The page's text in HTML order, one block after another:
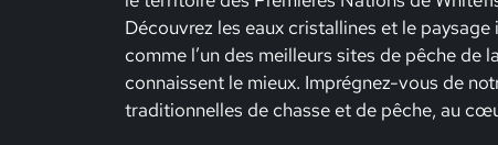
Découvrez les eaux cristallines et le
comme l’un des meilleurs sites de pêche de
connaissent le mieux. Imprégnez-vous de
traditionnelles de chasse et de pêche, au